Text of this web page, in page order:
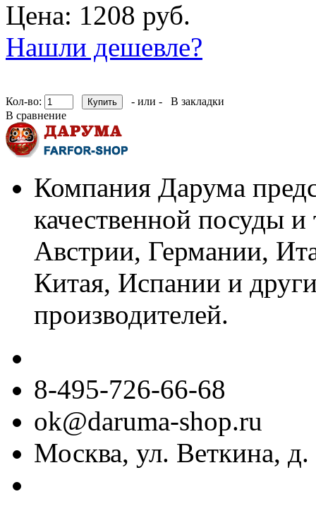
Цена: 1208 руб.
Нашли дешевле?
Кол-во: - или -
В закладки
В сравнение
Компания Дарума
качественной посуды
Австрии, Германии,
Китая, Испании и
производителей.
8-495-726-66-68
ok@daruma-shop.ru
Москва, ул. Веткина, д.